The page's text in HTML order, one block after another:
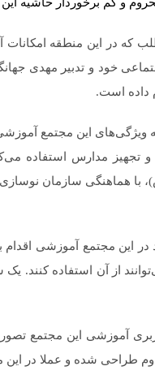
که در این منطقه
خود و تدبیر مهدی
داده است.
ویژگی‌های این مجتمع
تجهیز مدارس استفاده
با هماهنگی سازمان
در این مجتمع آموزشی
از آن استفاده کنند.
آموزشی این مجتمع
طراحی شده و عملا در